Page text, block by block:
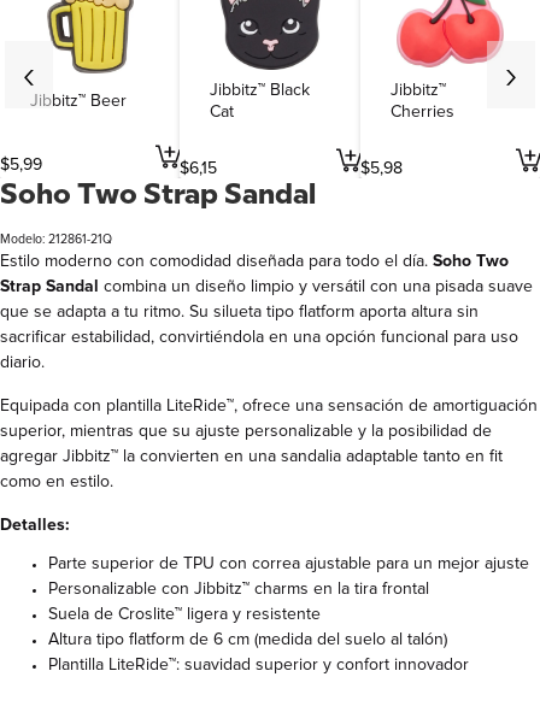
Jibbitz™ Beer
$5,99
Jibbitz™ Black
Cat
$6,15
Jibbitz™
Cherries
$5,98
Soho Two Strap Sandal
Modelo: 212861-21Q
Estilo moderno con comodidad diseñada para todo el día. Soho Two
Strap Sandal combina un diseño limpio y versátil con una pisada suave
que se adapta a tu ritmo. Su silueta tipo flatform aporta altura sin
sacrificar estabilidad, convirtiéndola en una opción funcional para uso
diario.
Equipada con plantilla LiteRide™, ofrece una sensación de amortiguación
superior, mientras que su ajuste personalizable y la posibilidad de
agregar Jibbitz™ la convierten en una sandalia adaptable tanto en fit
como en estilo.
Detalles:
Parte superior de TPU con correa ajustable para un mejor ajuste
Personalizable con Jibbitz™ charms en la tira frontal
Suela de Croslite™ ligera y resistente
Altura tipo flatform de 6 cm (medida del suelo al talón)
Plantilla LiteRide™: suavidad superior y confort innovador